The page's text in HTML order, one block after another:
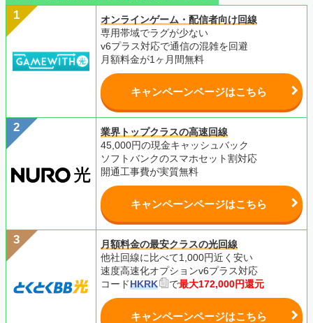
オンラインゲーム・配信者向け回線
専用帯域でラグが少ない
v6プラス対応で通信の混雑を回避
月額料金が1ヶ月間無料
キャンペーンページはこちら
業界トップクラスの高速回線
45,000円の現金キャッシュバック
ソフトバンクのスマホセット割対応
開通工事費が実質無料
キャンペーンページはこちら
月額料金の最安クラスの光回線
他社回線に比べて1,000円近く安い
速度高速化オプションv6プラス対応
コードHKRK で最大172,000円還元
キャンペーンページはこちら